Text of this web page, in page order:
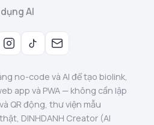
AI
no-code và AI để tạo biolink,
app và PWA — không cần lập
QR động, thư viện mẫu
DINHDANH Creator (AI